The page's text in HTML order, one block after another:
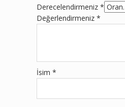
Derecelendirmeniz *
Değerlendirmeniz *
İsim *